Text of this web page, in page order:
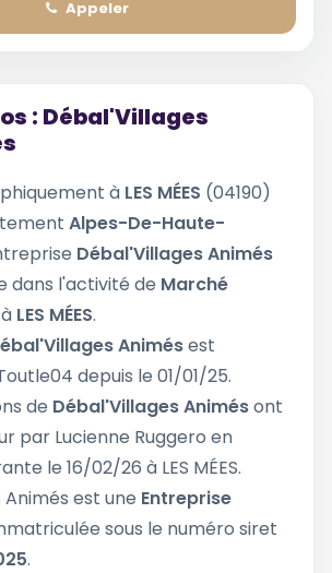
Appeler
: Débal'Villages
à LES MÉES (04190)
Alpes-De-Haute-
Débal'Villages Animés
dans l'activité de Marché
LES MÉES.
Animésest
depuis le 01/01/25.
de Débal'Villages Animésont
par Lucienne Ruggero en
le 16/02/26 à LES MÉES.
est une Entreprise
sous le numéro siret
.